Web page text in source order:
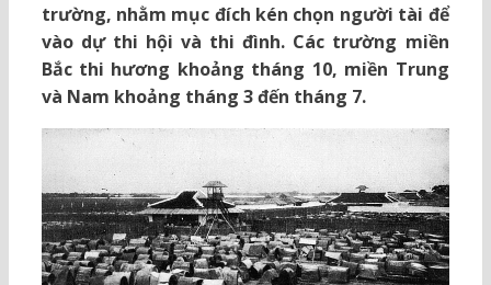
trường, nhằm mục đích kén chọn người tài để
vào dự thi hội và thi đình. Các trường miền
Bắc thi hương khoảng tháng 10, miền Trung
và Nam khoảng tháng 3 đến tháng 7.